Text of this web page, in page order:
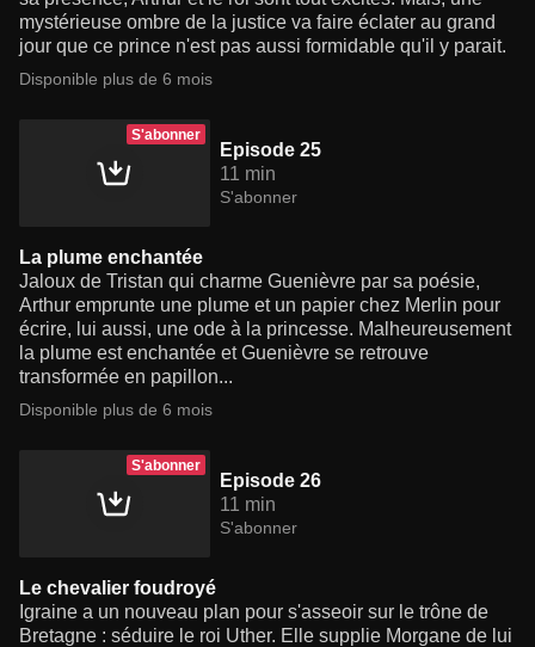
mystérieuse ombre de la justice va faire éclater au grand
jour que ce prince n'est pas aussi formidable qu'il y parait.
Disponible plus de 6 mois
S'abonner
Episode 25
11 min
S'abonner
La plume enchantée
Jaloux de Tristan qui charme Guenièvre par sa poésie,
Arthur emprunte une plume et un papier chez Merlin pour
écrire, lui aussi, une ode à la princesse. Malheureusement
la plume est enchantée et Guenièvre se retrouve
transformée en papillon...
Disponible plus de 6 mois
S'abonner
Episode 26
11 min
S'abonner
Le chevalier foudroyé
Igraine a un nouveau plan pour s'asseoir sur le trône de
Bretagne : séduire le roi Uther. Elle supplie Morgane de lui